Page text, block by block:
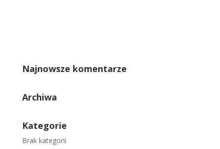
Najnowsze komentarze
Archiwa
Kategorie
Brak kategorii